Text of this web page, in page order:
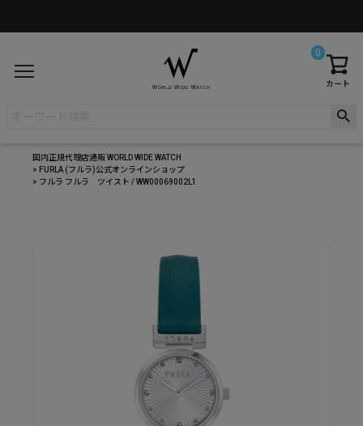
カート
0
国内正規代理店通販 WORLD WIDE WATCH
FURLA (フルラ)公式オンラインショップ
フルラ フルラ ツイスト / WW00069002L1